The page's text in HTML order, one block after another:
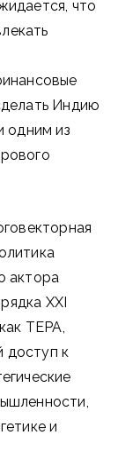
что
Индию
одним из
актора
XXI
TEPA,
доступ к
и